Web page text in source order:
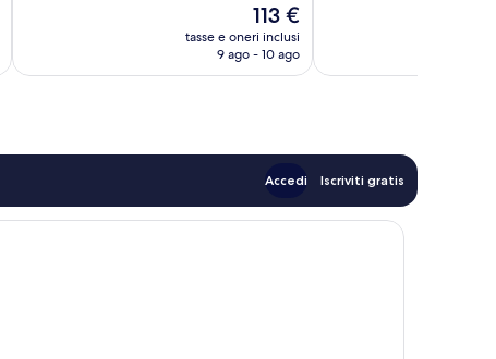
Il
prezzo
attuale
113 €
tasse e oneri inclusi
9 ago - 10 ago
Accedi Iscriviti gratis